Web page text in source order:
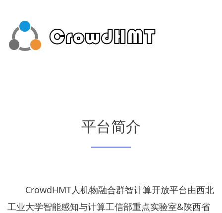
平台简介
CrowdHMT人机物融合群智计算开放平台由西北
工业大学智能感知与计算工信部重点实验室&陕西省